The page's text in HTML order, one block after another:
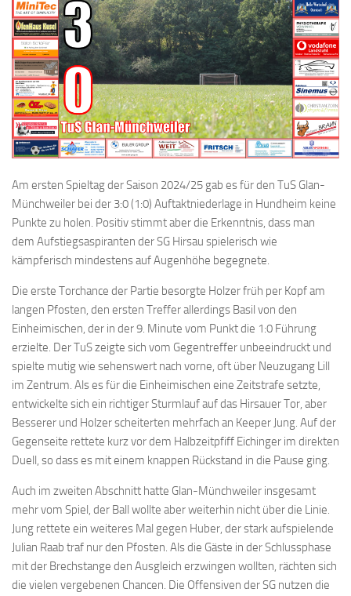
Am ersten Spieltag der Saison 2024/25 gab es für den TuS Glan-
Münchweiler bei der 3:0 (1:0) Auftaktniederlage in Hundheim keine
Punkte zu holen. Positiv stimmt aber die Erkenntnis, dass man
dem Aufstiegsaspiranten der SG Hirsau spielerisch wie
kämpferisch mindestens auf Augenhöhe begegnete.
Die erste Torchance der Partie besorgte Holzer früh per Kopf am
langen Pfosten, den ersten Treffer allerdings Basil von den
Einheimischen, der in der 9. Minute vom Punkt die 1:0 Führung
erzielte. Der TuS zeigte sich vom Gegentreffer unbeeindruckt und
spielte mutig wie sehenswert nach vorne, oft über Neuzugang Lill
im Zentrum. Als es für die Einheimischen eine Zeitstrafe setzte,
entwickelte sich ein richtiger Sturmlauf auf das Hirsauer Tor, aber
Besserer und Holzer scheiterten mehrfach an Keeper Jung. Auf der
Gegenseite rettete kurz vor dem Halbzeitpfiff Eichinger im direkten
Duell, so dass es mit einem knappen Rückstand in die Pause ging.
Auch im zweiten Abschnitt hatte Glan-Münchweiler insgesamt
mehr vom Spiel, der Ball wollte aber weiterhin nicht über die Linie.
Jung rettete ein weiteres Mal gegen Huber, der stark aufspielende
Julian Raab traf nur den Pfosten. Als die Gäste in der Schlussphase
mit der Brechstange den Ausgleich erzwingen wollten, rächten sich
die vielen vergebenen Chancen. Die Offensiven der SG nutzen die